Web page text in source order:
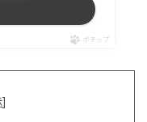
ポチップ
]